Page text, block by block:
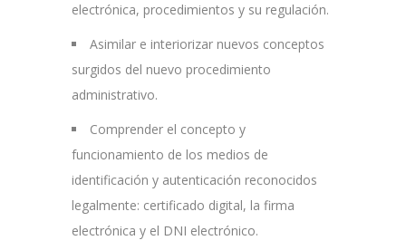
electrónica, procedimientos y su regulación.
Asimilar e interiorizar nuevos conceptos
surgidos del nuevo procedimiento
administrativo.
Comprender el concepto y
funcionamiento de los medios de
identificación y autenticación reconocidos
legalmente: certificado digital, la firma
electrónica y el DNI electrónico.